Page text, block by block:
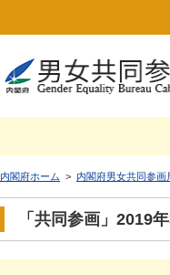
内閣府ホーム > 内閣府男女共同参画
「共同参画」2019